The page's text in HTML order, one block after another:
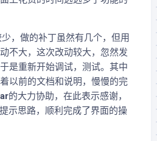
做的补丁虽然有几个，但用
不大，这次改动较大，忽然发
是重新开始调试，测试。其中
以前的文档和说明，慢慢的完
的大力协助，在此表示感谢，
示思路，顺利完成了界面的操